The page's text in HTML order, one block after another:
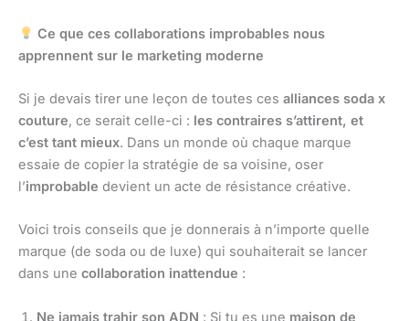
Ce que ces collaborations improbables nous
apprennent sur le marketing moderne
Si je devais tirer une leçon de toutes ces alliances soda x
couture, ce serait celle-ci : les contraires s’attirent, et
c’est tant mieux. Dans un monde où chaque marque
essaie de copier la stratégie de sa voisine, oser
l’improbable devient un acte de résistance créative.
Voici trois conseils que je donnerais à n’importe quelle
marque (de soda ou de luxe) qui souhaiterait se lancer
dans une collaboration inattendue :
Ne jamais trahir son ADN : Si tu es une maison de